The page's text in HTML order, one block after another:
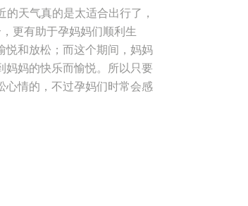
：产前备产课 活动地点：西
民医院北门对面） 公交路
89324766
天气真的是太适合出行了，
更有助于孕妈妈们顺利生
悦和放松；而这个期间，妈妈
妈妈的快乐而愉悦。所以只要
心情的，不过孕妈们时常会感
准备美味的小甜品哦~！ 活
安市安心妈妈月子中心高新